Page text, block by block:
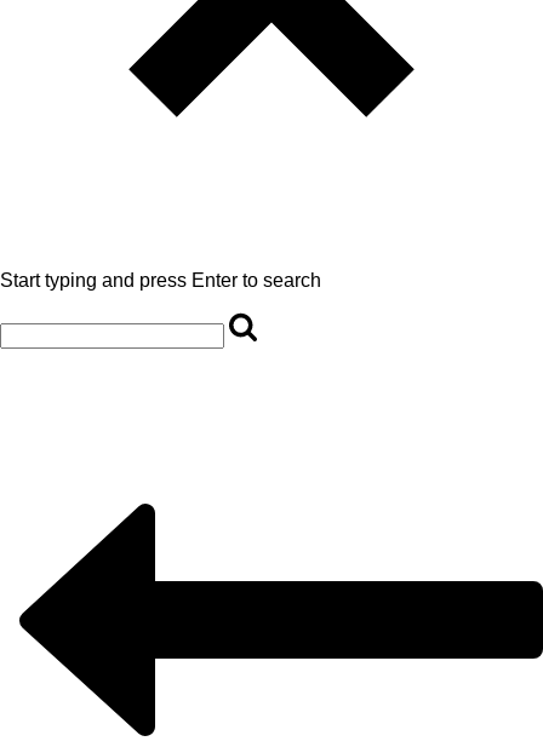
Start typing and press Enter to search